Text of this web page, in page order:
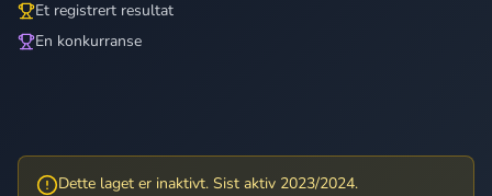
Et registrert resultat
En konkurranse
Dette laget er inaktivt. Sist aktiv 2023/2024.